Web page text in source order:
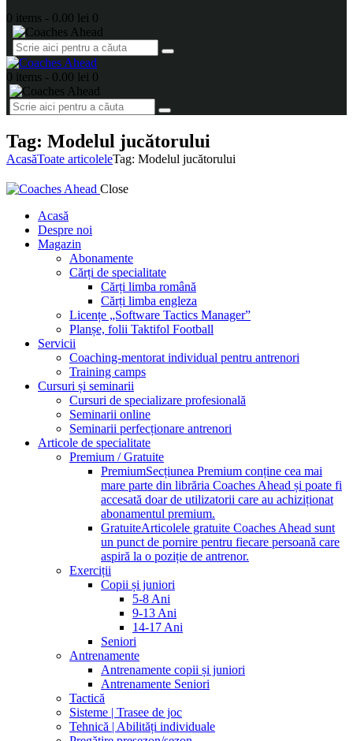
0 items - 0.00 lei 0
0 items - 0.00 lei 0
Tag: Modelul jucătorului
AcasăToate articoleleTag: Modelul jucătorului
Close
Acasă
Despre noi
Magazin
Abonamente
Cărți de specialitate
Cărți limba română
Cărți limba engleza
Licențe „Software Tactics Manager”
Planșe, folii Taktifol Football
Servicii
Coaching-mentorat individual pentru antrenori
Training camps
Cursuri și seminarii
Cursuri de specializare profesională
Seminarii online
Seminarii perfecționare antrenori
Articole de specialitate
Premium / Gratuite
PremiumSecțiunea Premium conține cea mai
mare parte din librăria Coaches Ahead și poate fi
accesată doar de utilizatorii care au achiziționat
abonamentul premium.
GratuiteArticolele gratuite Coaches Ahead sunt
un punct de pornire pentru fiecare persoană care
aspiră la o poziție de antrenor.
Exerciții
Copii și juniori
5-8 Ani
9-13 Ani
14-17 Ani
Seniori
Antrenamente
Antrenamente copii și juniori
Antrenamente Seniori
Tactică
Sisteme | Trasee de joc
Tehnică | Abilități individuale